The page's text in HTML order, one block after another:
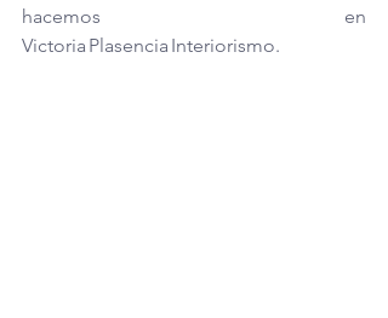
hacemos en
Victoria Plasencia Interiorismo.